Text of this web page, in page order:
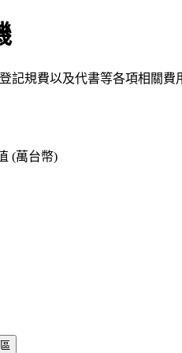
記規費以及代書等各項相關費
(萬台幣)